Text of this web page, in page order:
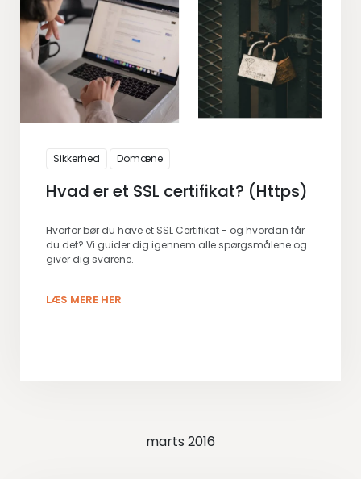
Sikkerhed Domæne
Hvad er et SSL certifikat? (Https)
Hvorfor bør du have et SSL Certifikat - og hvordan får
du det? Vi guider dig igennem alle spørgsmålene og
giver dig svarene.
LÆS MERE HER
marts 2016